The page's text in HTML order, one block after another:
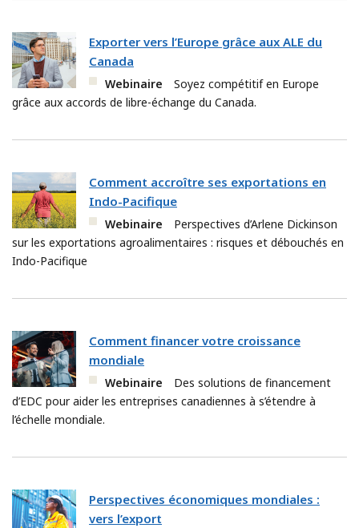
Exporter vers l’Europe grâce aux ALE du
Canada
Webinaire
Soyez compétitif en Europe
grâce aux accords de libre-échange du Canada.
Comment accroître ses exportations en
Indo-Pacifique
Webinaire
Perspectives d’Arlene Dickinson
sur les exportations agroalimentaires : risques et débouchés en
Indo-Pacifique
Comment financer votre croissance
mondiale
Webinaire
Des solutions de financement
d’EDC pour aider les entreprises canadiennes à s’étendre à
l’échelle mondiale.
Perspectives économiques mondiales :
vers l’export